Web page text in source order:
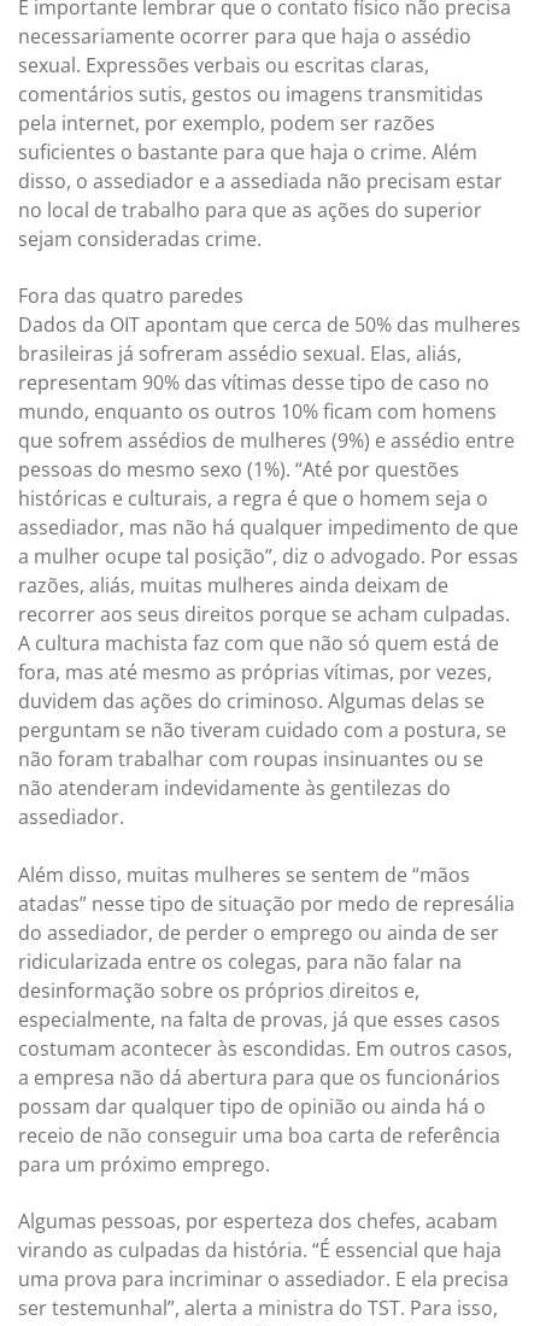
É importante lembrar que o contato físico não precisa
necessariamente ocorrer para que haja o assédio
sexual. Expressões verbais ou escritas claras,
comentários sutis, gestos ou imagens transmitidas
pela internet, por exemplo, podem ser razões
suficientes o bastante para que haja o crime. Além
disso, o assediador e a assediada não precisam estar
no local de trabalho para que as ações do superior
sejam consideradas crime.
Fora das quatro paredes
Dados da OIT apontam que cerca de 50% das mulheres
brasileiras já sofreram assédio sexual. Elas, aliás,
representam 90% das vítimas desse tipo de caso no
mundo, enquanto os outros 10% ficam com homens
que sofrem assédios de mulheres (9%) e assédio entre
pessoas do mesmo sexo (1%). “Até por questões
históricas e culturais, a regra é que o homem seja o
assediador, mas não há qualquer impedimento de que
a mulher ocupe tal posição”, diz o advogado. Por essas
razões, aliás, muitas mulheres ainda deixam de
recorrer aos seus direitos porque se acham culpadas.
A cultura machista faz com que não só quem está de
fora, mas até mesmo as próprias vítimas, por vezes,
duvidem das ações do criminoso. Algumas delas se
perguntam se não tiveram cuidado com a postura, se
não foram trabalhar com roupas insinuantes ou se
não atenderam indevidamente às gentilezas do
assediador.
Além disso, muitas mulheres se sentem de “mãos
atadas” nesse tipo de situação por medo de represália
do assediador, de perder o emprego ou ainda de ser
ridicularizada entre os colegas, para não falar na
desinformação sobre os próprios direitos e,
especialmente, na falta de provas, já que esses casos
costumam acontecer às escondidas. Em outros casos,
a empresa não dá abertura para que os funcionários
possam dar qualquer tipo de opinião ou ainda há o
receio de não conseguir uma boa carta de referência
para um próximo emprego.
Algumas pessoas, por esperteza dos chefes, acabam
virando as culpadas da história. “É essencial que haja
uma prova para incriminar o assediador. E ela precisa
ser testemunhal”, alerta a ministra do TST. Para isso,